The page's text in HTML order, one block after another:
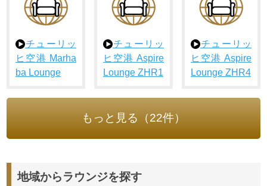
チューリッ
ヒ空港 Marha
ba Lounge
チューリッ
ヒ空港 Aspire
Lounge ZHR1
チューリッ
ヒ空港 Aspire
Lounge ZHR4
もっと見る（22件）
地域からラウンジを探す